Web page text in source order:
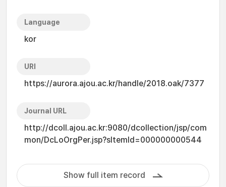
Language
kor
URI
https://aurora.ajou.ac.kr/handle/2018.oak/7377
Journal URL
http://dcoll.ajou.ac.kr:9080/dcollection/jsp/com
mon/DcLoOrgPer.jsp?sItemId=000000000544
Show full item record